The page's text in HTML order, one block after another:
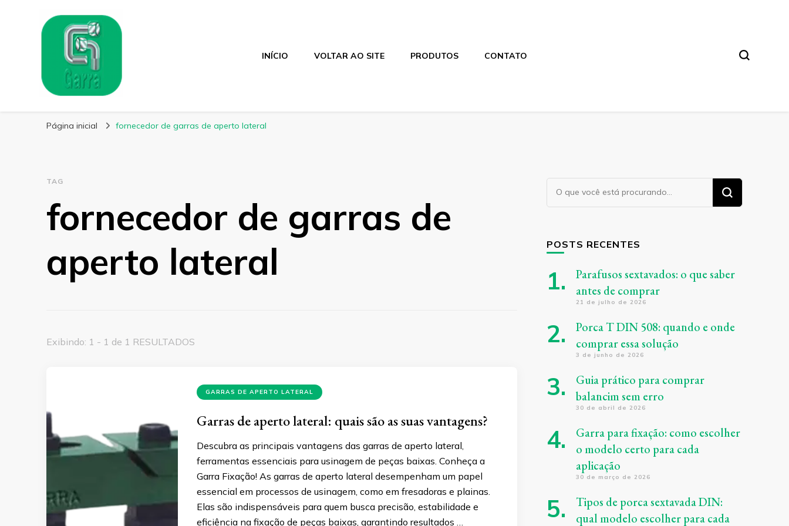
Garra Fixação
INÍCIO VOLTAR AO SITE PRODUTOS CONTATO
Página inicial fornecedor de garras de aperto lateral
TAG
fornecedor de garras de
aperto lateral
Exibindo: 1 - 1 de 1 RESULTADOS
GARRAS DE APERTO LATERAL
Garras de aperto lateral: quais são as suas vantagens?
Descubra as principais vantagens das garras de aperto lateral,
ferramentas essenciais para usinagem de peças baixas. Conheça a
Garra Fixação! As garras de aperto lateral desempenham um papel
essencial em processos de usinagem, como em fresadoras e plainas.
Elas são indispensáveis para quem busca precisão, estabilidade e
eficiência na fixação de peças baixas, garantindo resultados …
Procurando
algo?
POSTS RECENTES
Parafusos sextavados: o que saber
antes de comprar
21 de julho de 2026
Porca T DIN 508: quando e onde
comprar essa solução
3 de junho de 2026
Guia prático para comprar
balancim sem erro
30 de abril de 2026
Garra para fixação: como escolher
o modelo certo para cada
aplicação
30 de março de 2026
Tipos de porca sextavada DIN:
qual modelo escolher para cada